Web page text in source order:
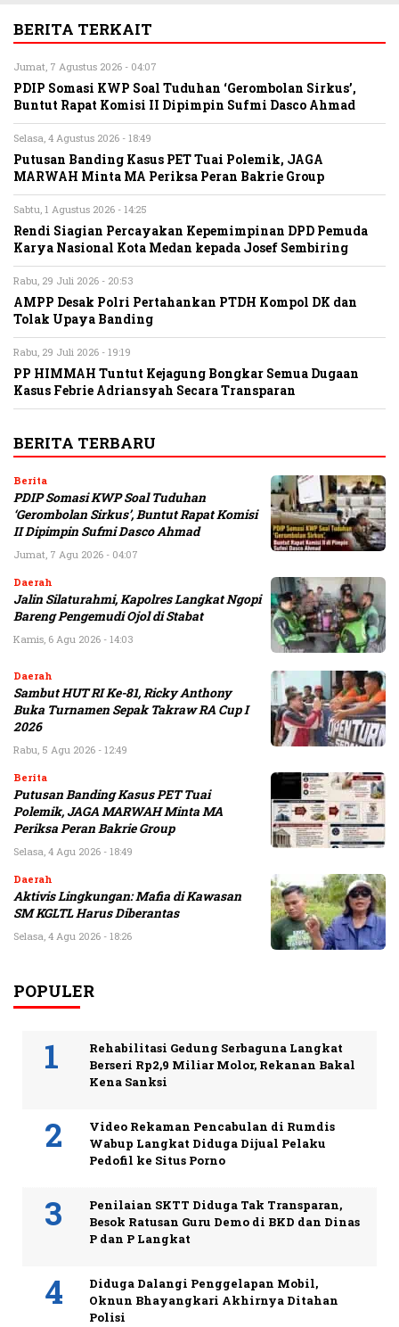
BERITA TERKAIT
Jumat, 7 Agustus 2026 - 04:07
PDIP Somasi KWP Soal Tuduhan ‘Gerombolan Sirkus’,
Buntut Rapat Komisi II Dipimpin Sufmi Dasco Ahmad
Selasa, 4 Agustus 2026 - 18:49
Putusan Banding Kasus PET Tuai Polemik, JAGA
MARWAH Minta MA Periksa Peran Bakrie Group
Sabtu, 1 Agustus 2026 - 14:25
Rendi Siagian Percayakan Kepemimpinan DPD Pemuda
Karya Nasional Kota Medan kepada Josef Sembiring
Rabu, 29 Juli 2026 - 20:53
AMPP Desak Polri Pertahankan PTDH Kompol DK dan
Tolak Upaya Banding
Rabu, 29 Juli 2026 - 19:19
PP HIMMAH Tuntut Kejagung Bongkar Semua Dugaan
Kasus Febrie Adriansyah Secara Transparan
BERITA TERBARU
Berita
PDIP Somasi KWP Soal Tuduhan
‘Gerombolan Sirkus’, Buntut Rapat Komisi
II Dipimpin Sufmi Dasco Ahmad
Jumat, 7 Agu 2026 - 04:07
Daerah
Jalin Silaturahmi, Kapolres Langkat Ngopi
Bareng Pengemudi Ojol di Stabat
Kamis, 6 Agu 2026 - 14:03
Daerah
Sambut HUT RI Ke-81, Ricky Anthony
Buka Turnamen Sepak Takraw RA Cup I
2026
Rabu, 5 Agu 2026 - 12:49
Berita
Putusan Banding Kasus PET Tuai
Polemik, JAGA MARWAH Minta MA
Periksa Peran Bakrie Group
Selasa, 4 Agu 2026 - 18:49
Daerah
Aktivis Lingkungan: Mafia di Kawasan
SM KGLTL Harus Diberantas
Selasa, 4 Agu 2026 - 18:26
POPULER
Rehabilitasi Gedung Serbaguna Langkat
Berseri Rp2,9 Miliar Molor, Rekanan Bakal
Kena Sanksi
Video Rekaman Pencabulan di Rumdis
Wabup Langkat Diduga Dijual Pelaku
Pedofil ke Situs Porno
Penilaian SKTT Diduga Tak Transparan,
Besok Ratusan Guru Demo di BKD dan Dinas
P dan P Langkat
Diduga Dalangi Penggelapan Mobil,
Oknun Bhayangkari Akhirnya Ditahan
Polisi